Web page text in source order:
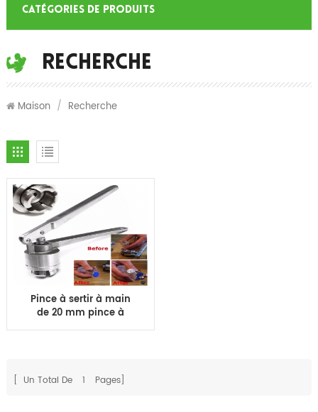
Catégories de produits
Recherche
Maison / Recherche
Pince à sertir à main
de 20 mm pince à
sertir manuelle pour
[ Un Total De 1 Pages]